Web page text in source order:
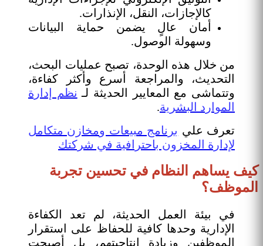
كالإجازات، النقل، الإنذارات.
أمان عالٍ يضمن حماية البيانات
وسهولة الوصول.
من خلال هذه الوحدة، تصبح عمليات البحث،
التحديث، والمراجعة أسرع وأكثر كفاءة،
وتتماشى مع المعايير الحديثة لـ نظم إدارة
الموارد البشرية.
تعرف علي برنامج مبيعات ومخازن متكامل
لإدارة المخزون باحترافية في شركتك
كيف يساهم النظام في تحسين تجربة
الموظف؟
في بيئة العمل الحديثة، لم تعد الكفاءة
الإدارية وحدها كافية للحفاظ على استقرار
الموظفين وزيادة إنتاجيتهم، بل أصبحت